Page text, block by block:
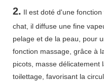
2. Il est doté d'une
chat, il diffuse une fine
pelage et de la peau, pour
fonction massage, grâce à
picots, masse délicatement
toilettage, favorisant la